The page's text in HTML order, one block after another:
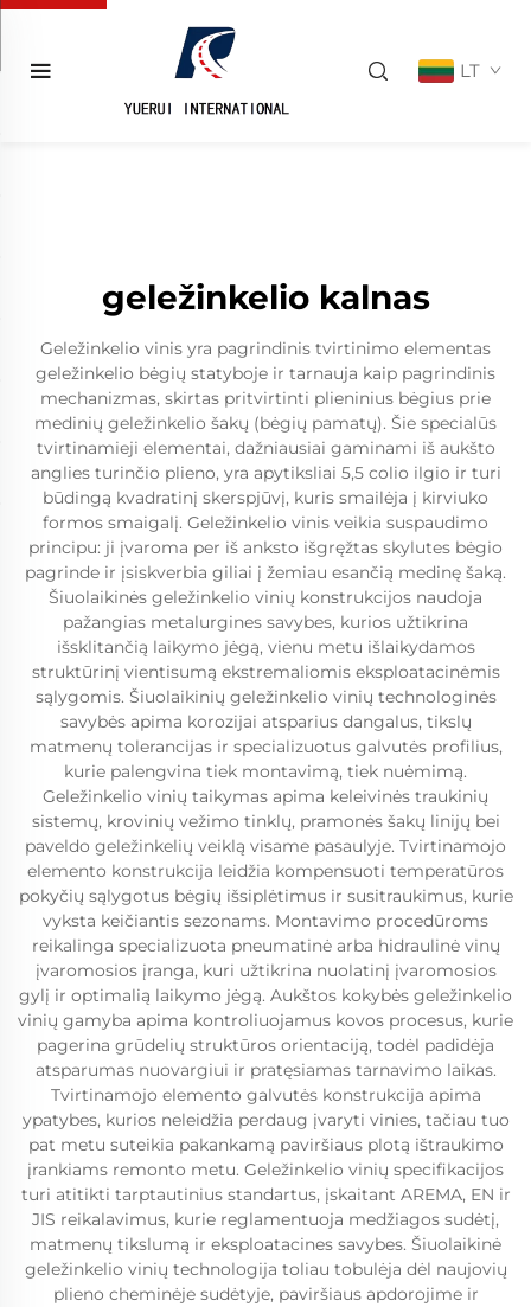
LT
geležinkelio kalnas
Geležinkelio vinis yra pagrindinis tvirtinimo elementas
geležinkelio bėgių statyboje ir tarnauja kaip pagrindinis
mechanizmas, skirtas pritvirtinti plieninius bėgius prie
medinių geležinkelio šakų (bėgių pamatų). Šie specialūs
tvirtinamieji elementai, dažniausiai gaminami iš aukšto
anglies turinčio plieno, yra apytiksliai 5,5 colio ilgio ir turi
būdingą kvadratinį skerspjūvį, kuris smailėja į kirviuko
formos smaigalį. Geležinkelio vinis veikia suspaudimo
principu: ji įvaroma per iš anksto išgręžtas skylutes bėgio
pagrinde ir įsiskverbia giliai į žemiau esančią medinę šaką.
Šiuolaikinės geležinkelio vinių konstrukcijos naudoja
pažangias metalurgines savybes, kurios užtikrina
išsklitančią laikymo jėgą, vienu metu išlaikydamos
struktūrinį vientisumą ekstremaliomis eksploatacinėmis
sąlygomis. Šiuolaikinių geležinkelio vinių technologinės
savybės apima korozijai atsparius dangalus, tikslų
matmenų tolerancijas ir specializuotus galvutės profilius,
kurie palengvina tiek montavimą, tiek nuėmimą.
Geležinkelio vinių taikymas apima keleivinės traukinių
sistemų, krovinių vežimo tinklų, pramonės šakų linijų bei
paveldo geležinkelių veiklą visame pasaulyje. Tvirtinamojo
elemento konstrukcija leidžia kompensuoti temperatūros
pokyčių sąlygotus bėgių išsiplėtimus ir susitraukimus, kurie
vyksta keičiantis sezonams. Montavimo procedūroms
reikalinga specializuota pneumatinė arba hidraulinė vinų
įvaromosios įranga, kuri užtikrina nuolatinį įvaromosios
gylį ir optimalią laikymo jėgą. Aukštos kokybės geležinkelio
vinių gamyba apima kontroliuojamus kovos procesus, kurie
pagerina grūdelių struktūros orientaciją, todėl padidėja
atsparumas nuovargiui ir pratęsiamas tarnavimo laikas.
Tvirtinamojo elemento galvutės konstrukcija apima
ypatybes, kurios neleidžia perdaug įvaryti vinies, tačiau tuo
pat metu suteikia pakankamą paviršiaus plotą ištraukimo
įrankiams remonto metu. Geležinkelio vinių specifikacijos
turi atitikti tarptautinius standartus, įskaitant AREMA, EN ir
JIS reikalavimus, kurie reglamentuoja medžiagos sudėtį,
matmenų tikslumą ir eksploatacines savybes. Šiuolaikinė
geležinkelio vinių technologija toliau tobulėja dėl naujovių
plieno cheminėje sudėtyje, paviršiaus apdorojime ir